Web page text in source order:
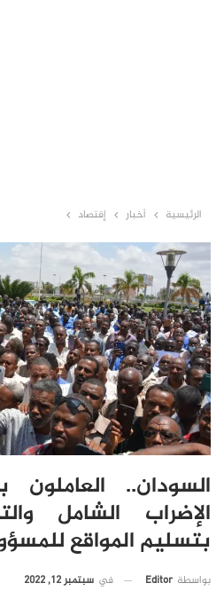
الرئيسية أخبار إقتصاد
السودان.. العاملون
الإضراب الشامل
بتسليم المواقع
بواسطة Editor في سبتمبر 12, 2022